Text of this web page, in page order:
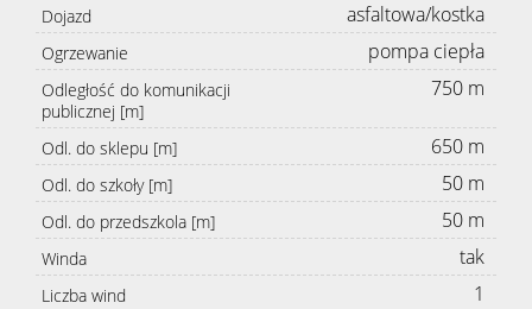
Dojazd asfaltowa/kostka
Ogrzewanie pompa ciepła
Odległość do komunikacji
publicznej [m]
750 m
Odl. do sklepu [m] 650 m
Odl. do szkoły [m] 50 m
Odl. do przedszkola [m] 50 m
Winda tak
Liczba wind 1